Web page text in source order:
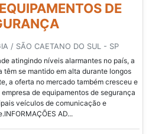
DE
/ SÃO CAETANO DO SUL - SP
atingindo níveis alarmantes no país, a
têm se mantido em alta durante longos
a oferta no mercado também cresceu e
de equipamentos de segurança
veículos de comunicação e
AD...